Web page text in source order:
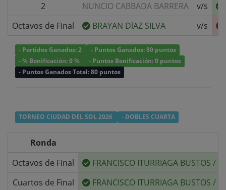
2
NUNCIO CABBADA BARRERA
v/s
Octavos de Final
BRAYAN DíAZ SILVA v/s
- Partidos Ganados: 2
- Puntos Ganados: 80 puntos
- % Bonificación: 0 %
- Puntos Bonificación: 0 puntos
- Puntos Ganados Total: 80 puntos
TORNEO CIUDAD DEL SOL 2026 - DOBLES CUARTA
Ronda
Octavos de Final
FRANCISCO ITURRIAGA BUSTOS /
Cuartos de Final
FRANCISCO ITURRIAGA BUSTOS /